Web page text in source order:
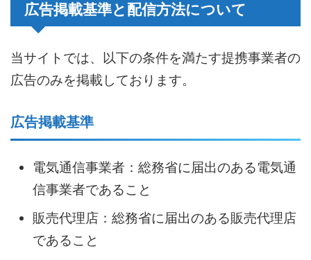
広告掲載基準と配信方法について
当サイトでは、以下の条件を満たす提携事業者の
広告のみを掲載しております。
広告掲載基準
電気通信事業者：総務省に届出のある電気通
信事業者であること
販売代理店：総務省に届出のある販売代理店
であること